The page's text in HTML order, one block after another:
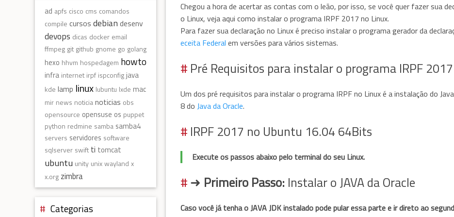
ad apfs cisco cms comandos
compile cursos debian desenv
devops dicas docker email
ffmpeg git github gnome go golang
hexo hhvm hospedagem howto
infra internet irpf ispconfigjava
kde lamp linux lubuntu lxde mac
mir news noticianoticias obs
opensource opensuse os puppet
python redmine samba samba4
servers servidores software
sqlserver swift ti tomcat
ubuntu unity unixwayland x
x.org zimbra
Categorias
Chegou a hora de acertar as contas com o leão, por isso, se você quer fazer sua
o Linux, veja aqui como instalar o programa IRPF 2017 no Linux.
Para fazer sua declaração no Linux é preciso instalar o programa gerador da
eceita Federal em versões para vários sistemas.
Pré Requisitos para instalar o programa IRPF 2017
Um dos pré requisitos para instalar o programa IRPF no Linux é a instalação do
8 do Java da Oracle.
IRPF 2017 no Ubuntu 16.04 64Bits
Execute os passos abaixo pelo terminal do seu Linux.
➜ Primeiro Passo: Instalar o JAVA da Oracle
Caso você já tenha o JAVA JDK instalado pode pular essa parte e ir direto ao